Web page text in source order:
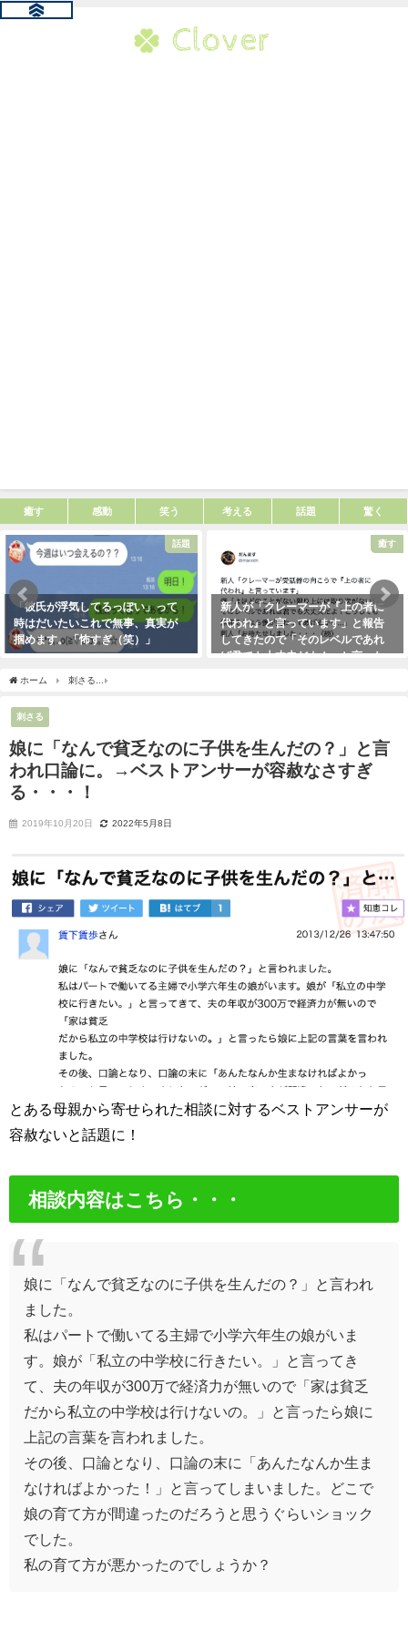
癒す 感動 笑う 考える 話題 驚く
話題
「彼氏が浮気してるっぽい」って
時はだいたいこれで無事、真実が
掴めます。「怖すぎ（笑）」
癒す
新人が「クレーマーが『上の者に
代われ』と言っています」と報告
してきたので「そのレベルであれ
ば君でも大丈夫だよ！」と言った
ホーム 刺さる
刺さる
娘に「なんで貧乏なのに子供を生んだの？」と言
われ口論に。→ベストアンサーが容赦なさすぎ
る・・・！
2019年10月20日 2022年5月8日
とある母親から寄せられた相談に対するベストアンサーが
容赦ないと話題に！
相談内容はこちら・・・
娘に「なんで貧乏なのに子供を生んだの？」と言われ
ました。
私はパートで働いてる主婦で小学六年生の娘がいま
す。娘が「私立の中学校に行きたい。」と言ってき
て、夫の年収が300万で経済力が無いので「家は貧乏
だから私立の中学校は行けないの。」と言ったら娘に
上記の言葉を言われました。
その後、口論となり、口論の末に「あんたなんか生ま
なければよかった！」と言ってしまいました。どこで
娘の育て方が間違ったのだろうと思うぐらいショック
でした。
私の育て方が悪かったのでしょうか？